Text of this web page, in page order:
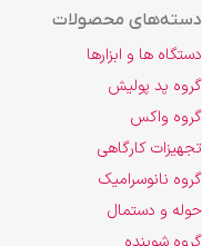
دسته‌های محصولات
دستگاه ها و ابزارها
گروه پد پولیش
گروه واکس
تجهیزات کارگاهی
گروه نانوسرامیک
حوله و دستمال